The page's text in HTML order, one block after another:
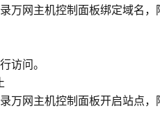
万网主机控制面板绑定域名
访问。
万网主机控制面板开启站点